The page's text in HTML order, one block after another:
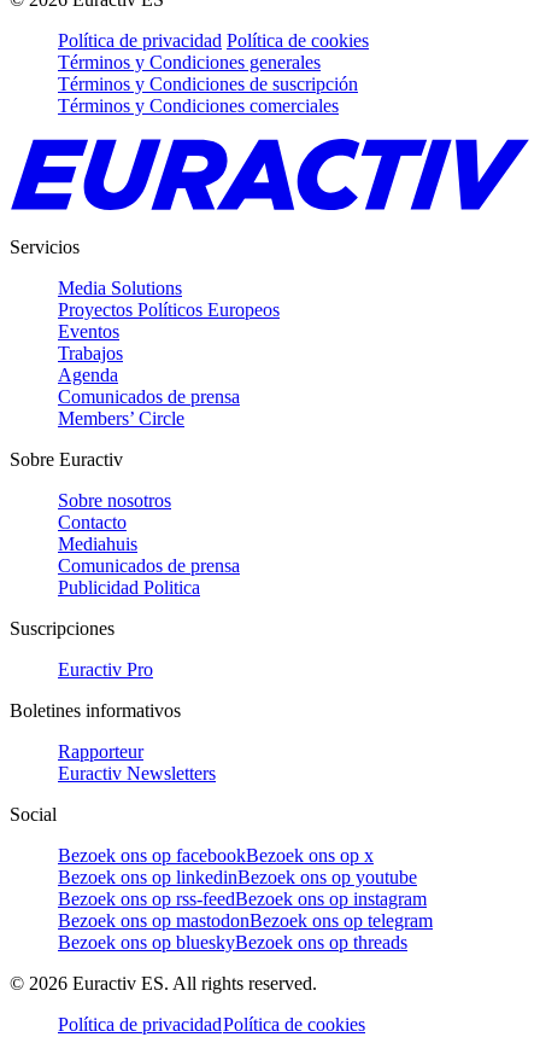
Política de privacidad Política de cookies
Términos y Condiciones generales
Términos y Condiciones de suscripción
Términos y Condiciones comerciales
Servicios
Media Solutions
Proyectos Políticos Europeos
Eventos
Trabajos
Agenda
Comunicados de prensa
Members’ Circle
Sobre Euractiv
Sobre nosotros
Contacto
Mediahuis
Comunicados de prensa
Publicidad Politica
Suscripciones
Euractiv Pro
Boletines informativos
Rapporteur
Euractiv Newsletters
Social
Bezoek ons op facebookBezoek ons op x
Bezoek ons op linkedinBezoek ons op youtube
Bezoek ons op rss-feedBezoek ons op instagram
Bezoek ons op mastodonBezoek ons op telegram
Bezoek ons op blueskyBezoek ons op threads
© 2026 Euractiv ES. All rights reserved.
Política de privacidadPolítica de cookies